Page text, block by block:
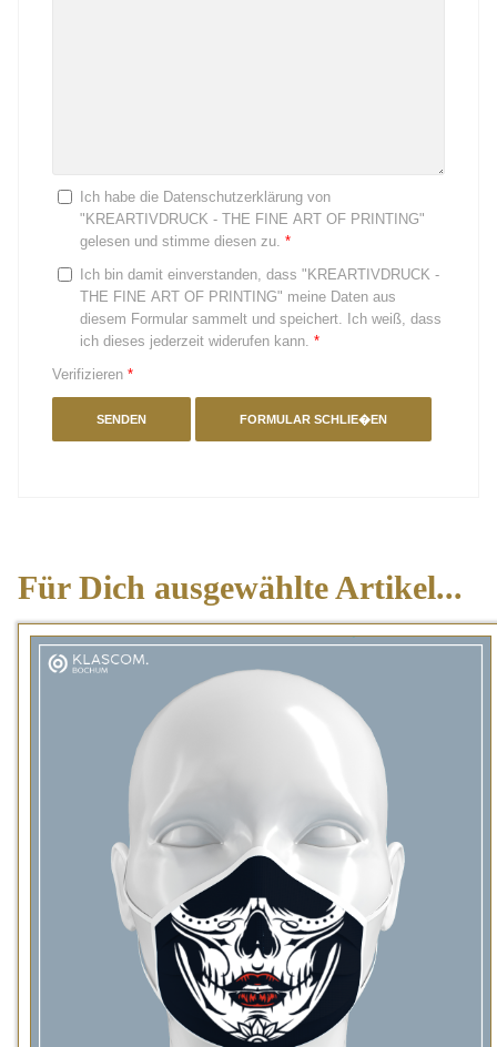
Ich habe die Datenschutzerklärung von
"KREARTIVDRUCK - THE FINE ART OF PRINTING"
gelesen und stimme diesen zu. *
Ich bin damit einverstanden, dass "KREARTIVDRUCK -
THE FINE ART OF PRINTING" meine Daten aus
diesem Formular sammelt und speichert. Ich weiß, dass
ich dieses jederzeit widerufen kann. *
Verifizieren *
SENDEN FORMULAR SCHLIE�EN
FürDich ausgewählte Artikel...